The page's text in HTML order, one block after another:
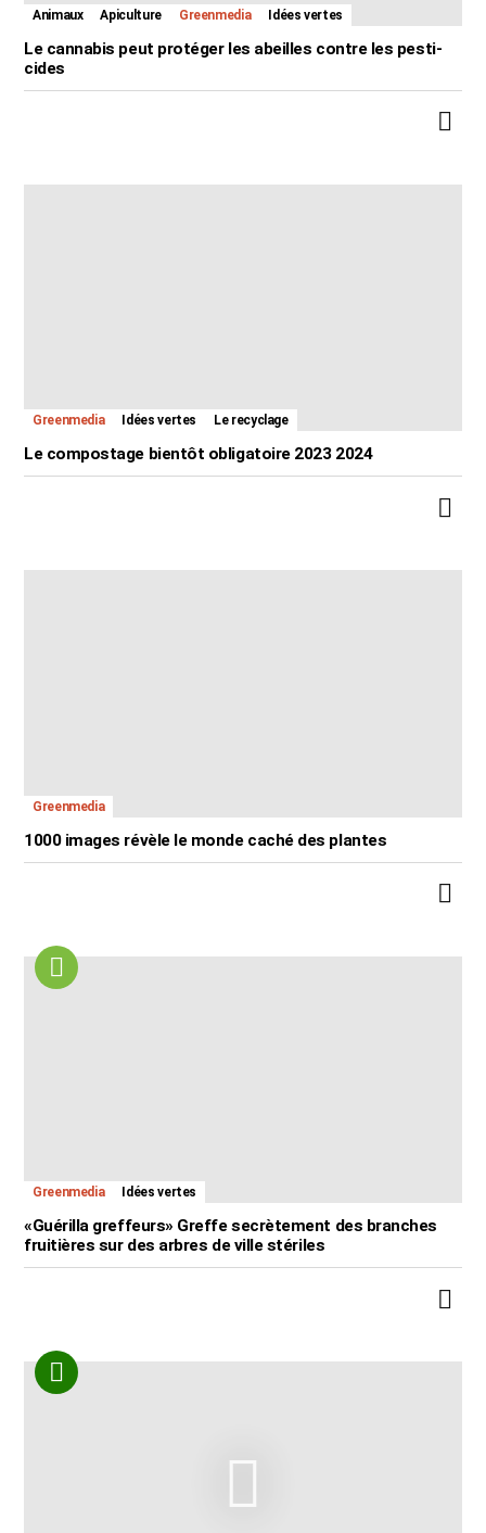
Animaux Apiculture Greenmedia Idées vertes
Le canna­bis peut proté­ger les abeilles contre les pesti­
cides
Greenmedia Idées vertes Le recyclage
Le compostage bientôt obligatoire 2023 2024
Greenmedia
1000 images révèle le monde caché des plantes
Greenmedia Idées vertes
«Guérilla greffeurs» Greffe secrètement des branches
fruitières sur des arbres de ville stériles